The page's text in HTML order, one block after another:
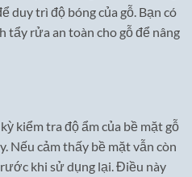
duy trì độ bóng của gỗ. Bạn có
tẩy rửa an toàn cho gỗ để nâng
kiểm tra độ ẩm của bề mặt gỗ
Nếu cảm thấy bề mặt vẫn còn
khi sử dụng lại. Điều này